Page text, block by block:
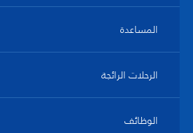
المساعدة
الرحلات الرائجة
الوظائف